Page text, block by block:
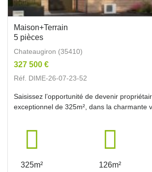
Maison+Terrain
5 pièces
Chateaugiron (35410)
327 500 €
Réf. DIME-26-07-23-52
Saisissez l’opportunité de devenir
exceptionnel de 325m², dans la charmante
325m² 126m²